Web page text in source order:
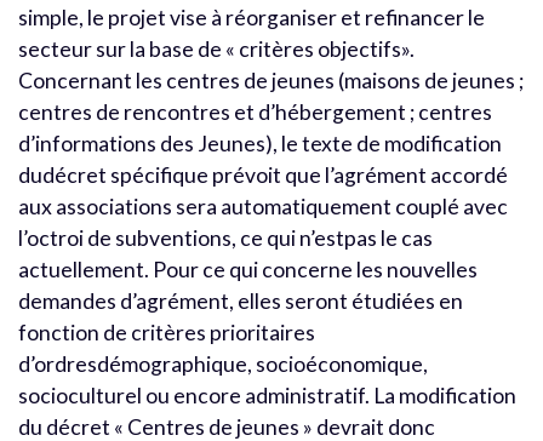
simple, le projet vise à réorganiser et refinancer le
secteur sur la base de « critères objectifs».
Concernant les centres de jeunes (maisons de jeunes ;
centres de rencontres et d’hébergement ; centres
d’informations des Jeunes), le texte de modification
dudécret spécifique prévoit que l’agrément accordé
aux associations sera automatiquement couplé avec
l’octroi de subventions, ce qui n’estpas le cas
actuellement. Pour ce qui concerne les nouvelles
demandes d’agrément, elles seront étudiées en
fonction de critères prioritaires
d’ordresdémographique, socioéconomique,
socioculturel ou encore administratif. La modification
du décret « Centres de jeunes » devrait donc